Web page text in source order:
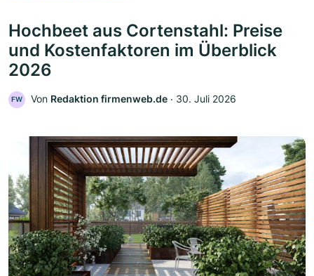
Hochbeet aus Cortenstahl: Preise
und Kostenfaktoren im Überblick
2026
FW Von Redaktion firmenweb.de ‧ 30. Juli 2026